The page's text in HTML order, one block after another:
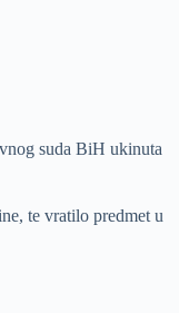
suda BiH ukinuta
te vratilo predmet u